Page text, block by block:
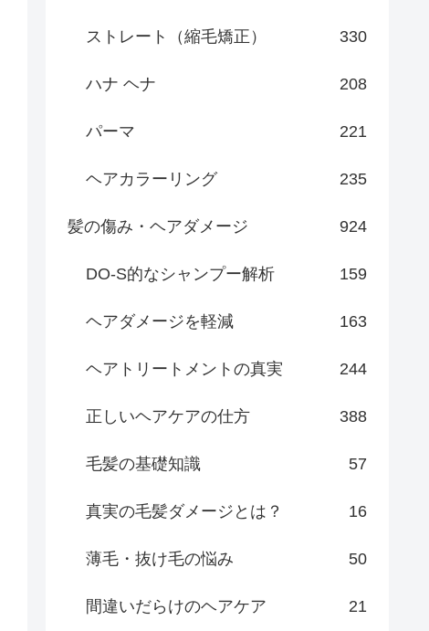
ストレート（縮毛矯正） 330
ハナ ヘナ 208
パーマ 221
ヘアカラーリング 235
髪の傷み・ヘアダメージ 924
DO-S的なシャンプー解析 159
ヘアダメージを軽減 163
ヘアトリートメントの真実 244
正しいヘアケアの仕方 388
毛髪の基礎知識 57
真実の毛髪ダメージとは？ 16
薄毛・抜け毛の悩み 50
間違いだらけのヘアケア 21